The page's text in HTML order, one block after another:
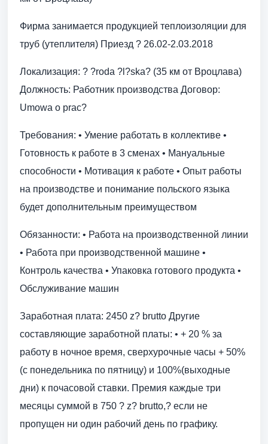
Фирма занимается продукцией теплоизоляции для
труб (утеплителя) Приезд ? 26.02-2.03.2018
Локализация: ? ?roda ?l?ska? (35 км от Вроцлава)
Должность: Работник производства Договор:
Umowa o prac?
Требования: • Умение работать в коллективе •
Готовность к работе в 3 сменах • Мануальные
способности • Mотивация к работе • Опыт работы
на производстве и понимание польского языка
будет дополнительным преимуществом
Обязанности: • Работа на производственной линии
• Работа при производственной машине •
Контроль качества • Упаковка готового продукта •
Обслуживание машин
Заработная плата: 2450 z? brutto Другие
составляющие заработной платы: • + 20 % за
работу в ночное время, сверхурочные часы + 50%
(с понедельника по пятницу) и 100%(выходные
дни) к почасовой ставки. Премия каждые три
месяцы суммой в 750 ? z? brutto,? если не
пропущен ни один рабочий день по графику.